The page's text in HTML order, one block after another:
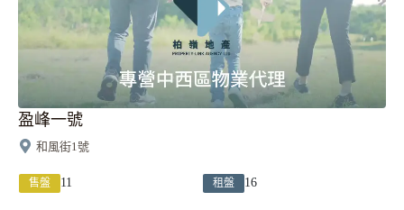
盈峰一號
和風街1號
售盤 11 租盤 16